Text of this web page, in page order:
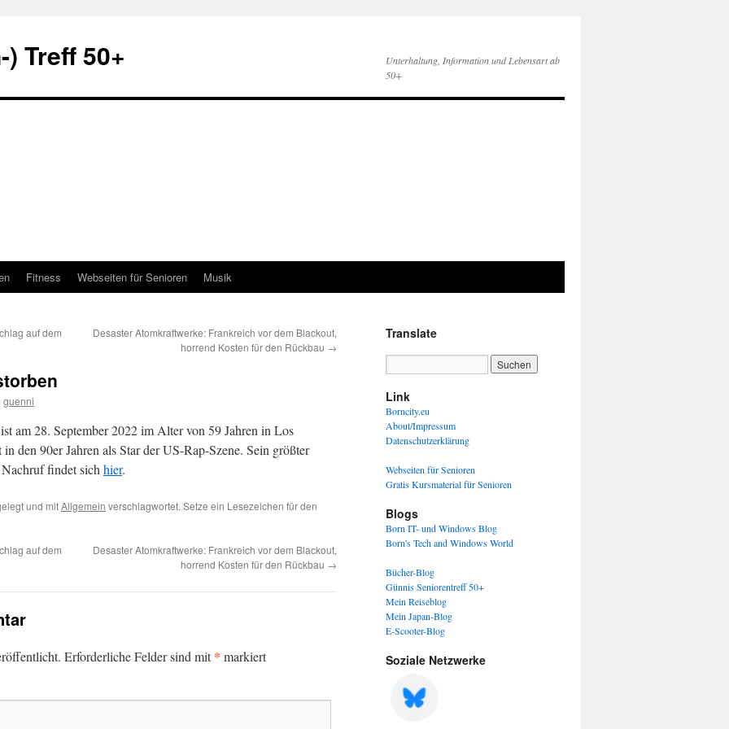
Treff 50+
Unterhaltung, Information und Lebensart ab
50+
Fitness Webseiten für Senioren Musik
auf dem
Desaster Atomkraftwerke: Frankreich vor dem Blackout,
horrend Kosten für den Rückbau →
guenni
ist am 28. September 2022 im Alter von 59 Jahren in Los
den 90er Jahren als Star der US-Rap-Szene. Sein größter
findet sich hier.
und mitAllgemein verschlagwortet. Setze ein Lesezeichen für den
auf dem
Desaster Atomkraftwerke: Frankreich vor dem Blackout,
horrend Kosten für den Rückbau →
Erforderliche Felder sind mit* markiert
Translate
Link
Borncity.eu
About/Impressum
Datenschutzerklärung
Webseiten für Senioren
Gratis Kursmaterial für Senioren
Blogs
Born IT- und Windows Blog
Born's Tech and Windows World
Bücher-Blog
Günnis Seniorentreff 50+
Mein Reiseblog
Mein Japan-Blog
E-Scooter-Blog
Soziale Netzwerke